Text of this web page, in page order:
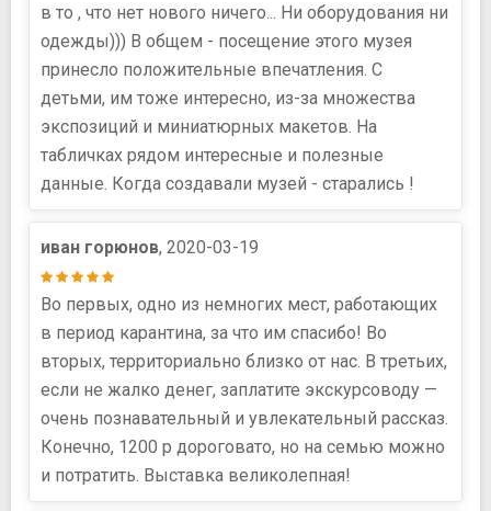
в то , что нет нового ничего... Ни оборудования ни
одежды))) В общем - посещение этого музея
принесло положительные впечатления. С
детьми, им тоже интересно, из-за множества
экспозиций и миниатюрных макетов. На
табличках рядом интересные и полезные
данные. Когда создавали музей - старались !
иван горюнов, 2020-03-19
Во первых, одно из немногих мест, работающих
в период карантина, за что им спасибо! Во
вторых, территориально близко от нас. В третьих,
если не жалко денег, заплатите экскурсоводу —
очень познавательный и увлекательный рассказ.
Конечно, 1200 р дороговато, но на семью можно
и потратить. Выставка великолепная!